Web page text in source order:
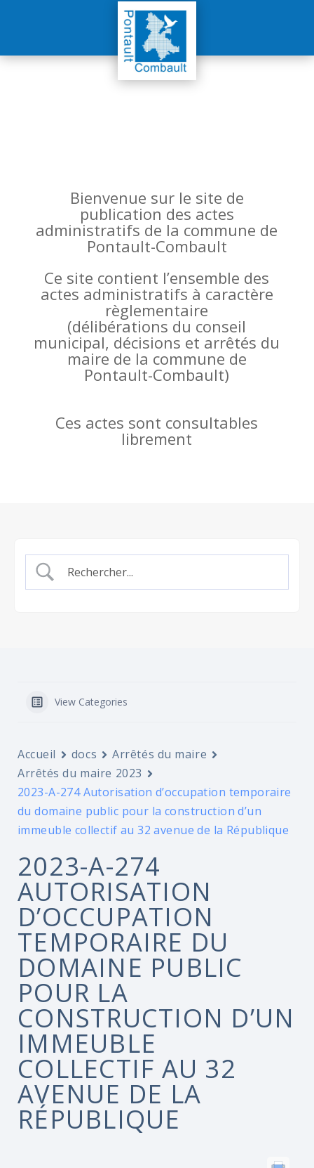
Bienvenue sur le site de
publication des actes
administratifs de la commune de
Pontault-Combault
Ce site contient l’ensemble des
actes administratifs à caractère
règlementaire
(délibérations du conseil
municipal, décisions et arrêtés du
maire de la commune de
Pontault-Combault)
Ces actes sont consultables
librement
View Categories
Accueil docs
Arrêtés du maire
Arrêtés du maire 2023
2023-A-274 Autorisation d’occupation temporaire
du domaine public pour la construction d’un
immeuble collectif au 32 avenue de la République
2023-A-274
AUTORISATION
D’OCCUPATION
TEMPORAIRE DU
DOMAINE PUBLIC
POUR LA
CONSTRUCTION D’UN
IMMEUBLE
COLLECTIF AU 32
AVENUE DE LA
RÉPUBLIQUE